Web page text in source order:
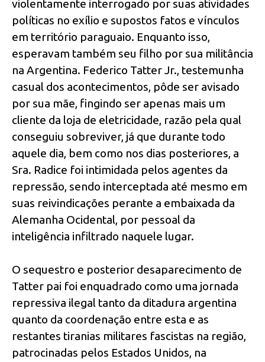
violentamente interrogado por suas atividades
políticas no exílio e supostos fatos e vínculos
em território paraguaio. Enquanto isso,
esperavam também seu filho por sua militância
na Argentina. Federico Tatter Jr., testemunha
casual dos acontecimentos, pôde ser avisado
por sua mãe, fingindo ser apenas mais um
cliente da loja de eletricidade, razão pela qual
conseguiu sobreviver, já que durante todo
aquele dia, bem como nos dias posteriores, a
Sra. Radice foi intimidada pelos agentes da
repressão, sendo interceptada até mesmo em
suas reivindicações perante a embaixada da
Alemanha Ocidental, por pessoal da
inteligência infiltrado naquele lugar.
O sequestro e posterior desaparecimento de
Tatter pai foi enquadrado como uma jornada
repressiva ilegal tanto da ditadura argentina
quanto da coordenação entre esta e as
restantes tiranias militares fascistas na região,
patrocinadas pelos Estados Unidos, na